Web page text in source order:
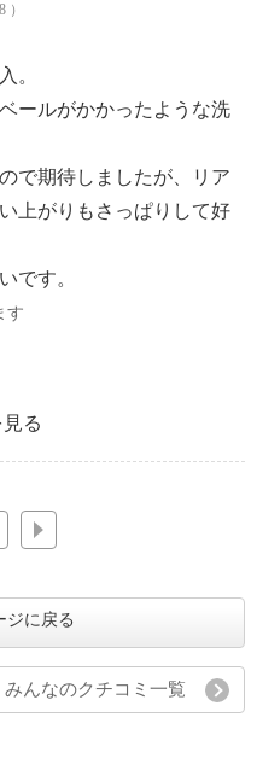
）
。
ールがかかったような洗
で期待しましたが、リア
上がりもさっぱりして好
です。
す
る
ジに戻る
みんなのクチコミ一覧